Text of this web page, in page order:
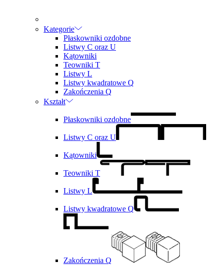
Kategorie
Płaskowniki ozdobne
Listwy C oraz U
Kątowniki
Teowniki T
Listwy L
Listwy kwadratowe Q
Zakończenia Q
Kształt
Płaskowniki ozdobne
Listwy C oraz U
Kątowniki
Teowniki T
Listwy L
Listwy kwadratowe Q
Zakończenia Q